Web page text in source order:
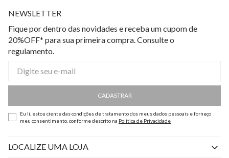
NEWSLETTER
Fique por dentro das novidades e receba um cupom de
20%OFF* para sua primeira compra. Consulte o
regulamento.
CADASTRAR
Eu li, estou ciente das condições de tratamento dos meus dados pessoais e forneço
meu consentimento, conforme descrito na Política de Privacidade
LOCALIZE UMA LOJA